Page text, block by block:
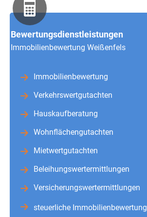
Bewertungsdienstleistungen
Immobilienbewertung Weißenfels
Immobilienbewertung
Verkehrswertgutachten
Hauskaufberatung
Wohnflächengutachten
Mietwertgutachten
Beleihungswertermittlungen
Versicherungswertermittlungen
steuerliche Immobilienbewertung